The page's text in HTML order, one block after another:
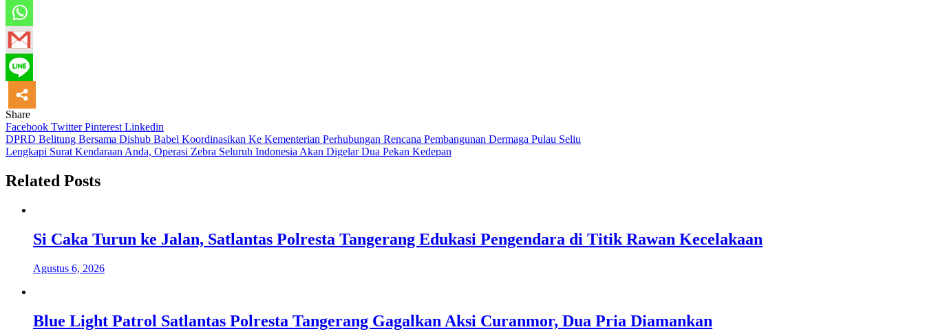
Share
Facebook TwitterPinterest Linkedin
Navigasi
pos
DPRD Belitung Bersama Dishub Babel Koordinasikan Ke Kementerian Perhubungan Rencana Pembangunan Dermaga Pulau Seliu
Lengkapi Surat Kendaraan Anda, Operasi Zebra Seluruh Indonesia Akan Digelar Dua Pekan Kedepan
Related Posts
Si Caka Turun ke Jalan, Satlantas Polresta Tangerang Edukasi Pengendara di Titik Rawan Kecelakaan
Agustus 6, 2026
Blue Light Patrol Satlantas Polresta Tangerang Gagalkan Aksi Curanmor, Dua Pria Diamankan